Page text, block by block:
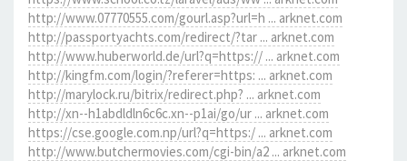
http://www.07770555.com/gourl.asp?url=h ... arknet.com
http://passportyachts.com/redirect/?tar ... arknet.com
http://www.huberworld.de/url?q=https:// ... arknet.com
http://kingfm.com/login/?referer=https: ... arknet.com
http://marylock.ru/bitrix/redirect.php? ... arknet.com
http://xn--h1abdldln6c6c.xn--p1ai/go/ur ... arknet.com
https://cse.google.com.np/url?q=https:/ ... arknet.com
http://www.butchermovies.com/cgi-bin/a2 ... arknet.com